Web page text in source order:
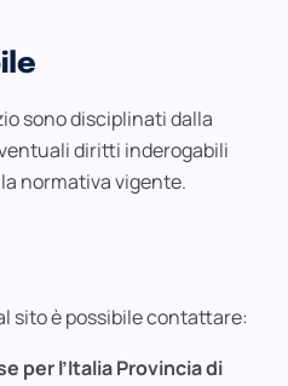
sono disciplinati dalla
diritti inderogabili
normativa vigente.
sito è possibile contattare:
per l’Italia Provincia di